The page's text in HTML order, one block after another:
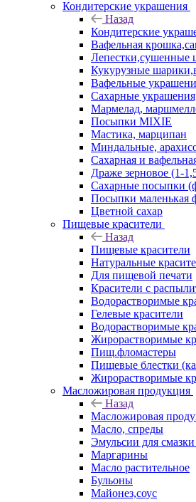
Кондитерские украшения
Назад
Кондитерские
Вафельная
Лепестки,сушенные
Кукурузные
Вафельные
Сахарные
Мармелад,
Посыпки MIXIE
Мастика, марципан
Миндальные,
Сахарная и
Драже зерновое (1-
Сахарные посыпки
Посыпки маленькая
Цветной сахар
Пищевые красители
Назад
Пищевые красители
Натуральные
Для пищевой печати
Красители с
Водорастворимые
Гелевые красители
Водорастворимые
Жирорастворимые
Пищ.фломастеры
Пищевые блестки
Жирорастворимые
Масложировая продукция
Назад
Масложировая
Масло, спреды
Эмульсии для
Маргарины
Масло растительное
Бульоны
Майонез,соус